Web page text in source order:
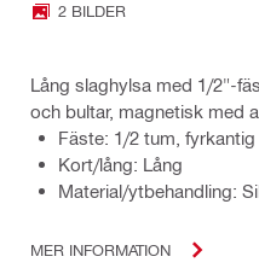
2 BILDER
Lång slaghylsa med 1/2"-
och bultar, magnetisk med
Fäste: 1/2 tum, fyrkantig
Kort/lång: Lång
Material/ytbehandling:
MER INFORMATION